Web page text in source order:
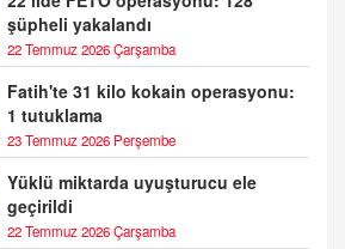
şüpheli yakalandı
22 Temmuz 2026 Çarşamba
Fatih'te 31 kilo kokain operasyonu:
1 tutuklama
23 Temmuz 2026 Perşembe
Yüklü miktarda uyuşturucu ele
geçirildi
22 Temmuz 2026 Çarşamba